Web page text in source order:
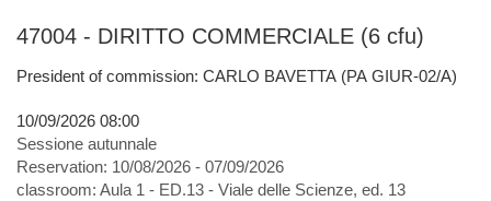
47004 - DIRITTO COMMERCIALE (6 cfu)
President of commission: CARLO BAVETTA (PA GIUR-02/A)
10/09/2026 08:00
Sessione autunnale
Reservation: 10/08/2026 - 07/09/2026
classroom: Aula 1 - ED.13 - Viale delle Scienze, ed. 13